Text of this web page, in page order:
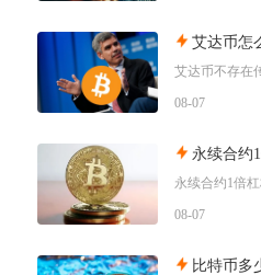
艾达币怎
08-07
永续合约
08-07
比特币多